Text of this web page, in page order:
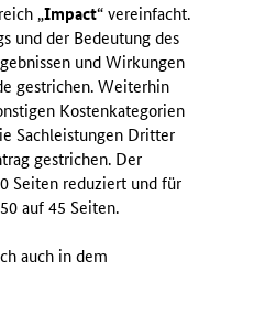
„Impact“ vereinfacht.
und der Bedeutung des
und Wirkungen
gestrichen. Weiterhin
Kostenkategorien
Sachleistungen Dritter
gestrichen. Der
Seiten reduziert und für
auf 45 Seiten.
auch in dem